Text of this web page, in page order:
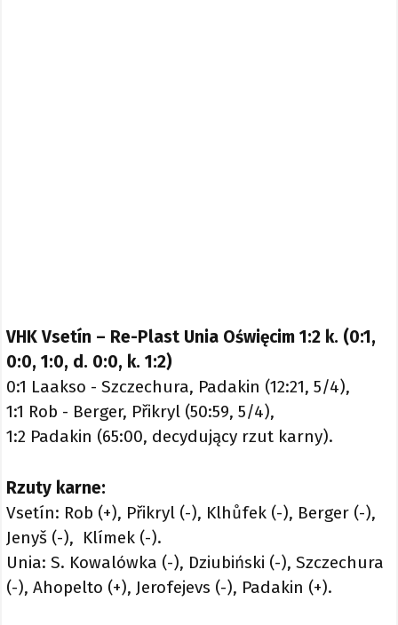
VHK Vsetín – Re-Plast Unia Oświęcim 1:2 k. (0:1,
0:0, 1:0, d. 0:0, k. 1:2)
0:1 Laakso - Szczechura, Padakin (12:21, 5/4),
1:1 Rob - Berger, Přikryl (50:59, 5/4),
1:2 Padakin (65:00, decydujący rzut karny).
Rzuty karne:
Vsetín: Rob (+), Přikryl (-), Klhůfek (-), Berger (-),
Jenyš (-), Klímek (-).
Unia: S. Kowalówka (-), Dziubiński (-), Szczechura
(-), Ahopelto (+), Jerofejevs (-), Padakin (+).